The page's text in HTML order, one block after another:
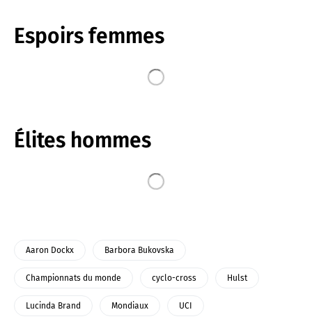
Espoirs femmes
Élites hommes
Aaron Dockx Barbora Bukovska
Championnats du monde cyclo-cross Hulst
Lucinda Brand Mondiaux UCI